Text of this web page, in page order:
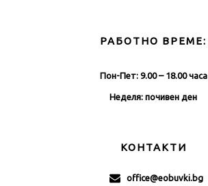
РАБОТНО ВРЕМЕ:
Пон-Пет: 9.00 – 18.00 часа
Неделя: почивен ден
КОНТАКТИ
office@eobuvki.bg